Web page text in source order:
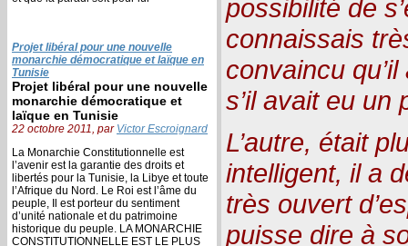
Projet libéral pour une nouvelle
monarchie démocratique et laïque en
Tunisie
Projet libéral pour une nouvelle
monarchie démocratique et
laïque en Tunisie
22 octobre 2011, par Victor Escroignard
La Monarchie Constitutionnelle est
l’avenir est la garantie des droits et
libertés pour la Tunisie, la Libye et toute
l’Afrique du Nord. Le Roi est l’âme du
peuple, Il est porteur du sentiment
d’unité nationale et du patrimoine
historique du peuple. LA MONARCHIE
CONSTITUTIONNELLE EST LE PLUS
possibilité de
connaissais
convaincu
s’il avait eu un
L’autre, était
intelligent, il a
très ouvert
puisse dire à